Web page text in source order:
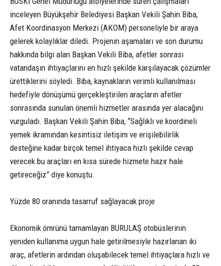
inceleyen Büyükşehir Belediyesi Başkan Vekili Şahin Biba,
Afet Koordinasyon Merkezi (AKOM) personeliyle bir araya
gelerek kolaylıklar diledi. Projenin aşamaları ve son durumu
hakkında bilgi alan Başkan Vekili Biba, afetler sonrası
vatandaşın ihtiyaçlarını en hızlı şekilde karşılayacak çözümler
ürettiklerini söyledi. Biba, kaynakların verimli kullanılması
hedefiyle dönüşümü gerçekleştirilen araçların afetler
sonrasında sunulan önemli hizmetler arasında yer alacağını
vurguladı. Başkan Vekili Şahin Biba, “Sağlıklı ve koordineli
yemek ikramından kesintisiz iletişim ve erişilebilirlik
desteğine kadar birçok temel ihtiyaca hızlı şekilde cevap
verecek bu araçları en kısa sürede hizmete hazır hale
getireceğiz” diye konuştu.
Yüzde 80 oranında tasarruf sağlayacak proje
Ekonomik ömrünü tamamlayan BURULAŞ otobüslerinin
yeniden kullanıma uygun hale getirilmesiyle hazırlanan iki
araç, afetlerin ardından oluşabilecek temel ihtiyaçlara hızlı ve